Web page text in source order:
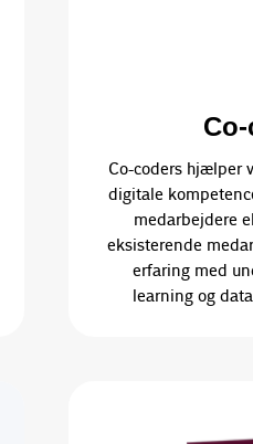
Co-coders hjælper
digitale
medarbejdere
eksisterende
erfaring med
learning og